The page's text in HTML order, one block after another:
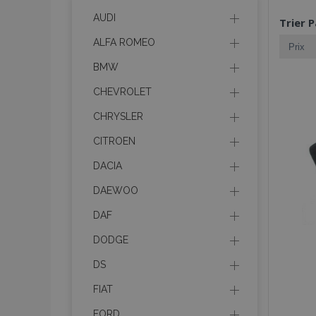
Trier
AUDI
ALFA ROMEO
BMW
CHEVROLET
CHRYSLER
CITROEN
DACIA
DAEWOO
DAF
DODGE
DS
FIAT